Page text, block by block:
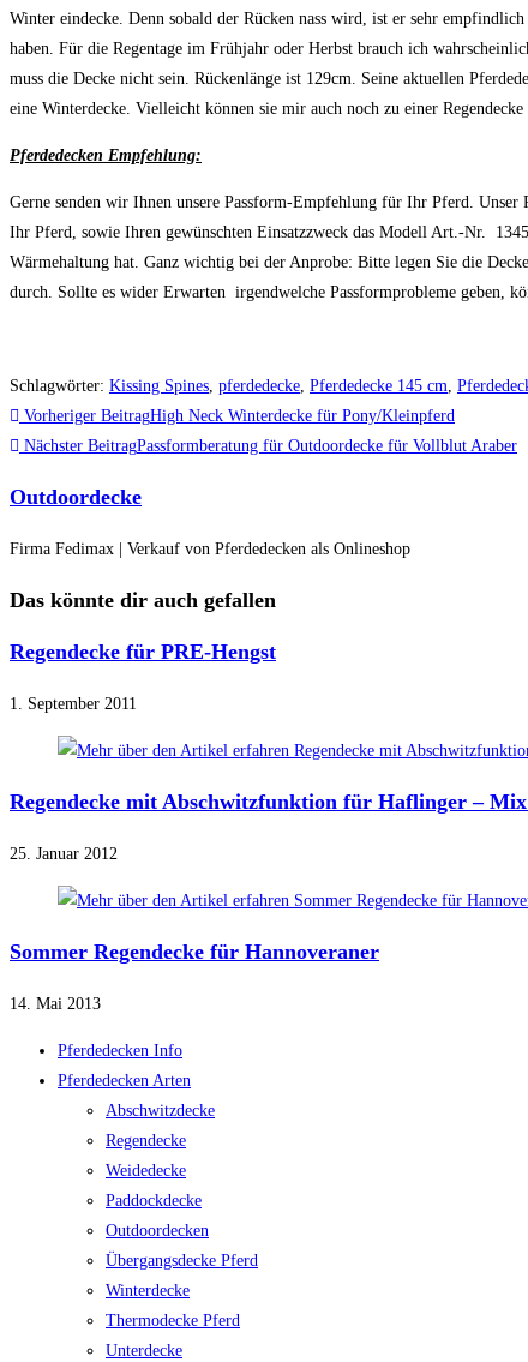
Winter eindecke. Denn sobald der Rücken nass wird, ist er sehr
haben. Für die Regentage im Frühjahr oder Herbst brauch ich
muss die Decke nicht sein. Rückenlänge ist 129cm. Seine aktuellen
eine Winterdecke. Vielleicht können sie mir auch noch zu einer
Pferdedecken Empfehlung:
Gerne senden wir Ihnen unsere Passform-Empfehlung für Ihr Pferd.
Ihr Pferd, sowie Ihren gewünschten Einsatzzweck das Modell Art.-Nr.
Wärmehaltung hat. Ganz wichtig bei der Anprobe: Bitte legen Sie die
durch. Sollte es wider Erwarten irgendwelche Passformprobleme geben,
Schlagwörter: Kissing Spines, pferdedecke, Pferdedecke 145 cm,
Weitere
Artikel
ansehen
Vorheriger BeitragHigh Neck Winterdecke für Pony/Kleinpferd
Nächster BeitragPassformberatung für Outdoordecke für Vollblut Araber
Outdoordecke
Firma Fedimax | Verkauf von Pferdedecken als Onlineshop
Das könnte dir auch gefallen
Regendecke für PRE-Hengst
1. September 2011
Regendecke mit Abschwitzfunktion für Haflinger –
25. Januar 2012
Sommer Regendecke für Hannoveraner
14. Mai 2013
Pferdedecken Info
Pferdedecken Arten
Abschwitzdecke
Regendecke
Weidedecke
Paddockdecke
Outdoordecken
Übergangsdecke Pferd
Winterdecke
Thermodecke Pferd
Unterdecke